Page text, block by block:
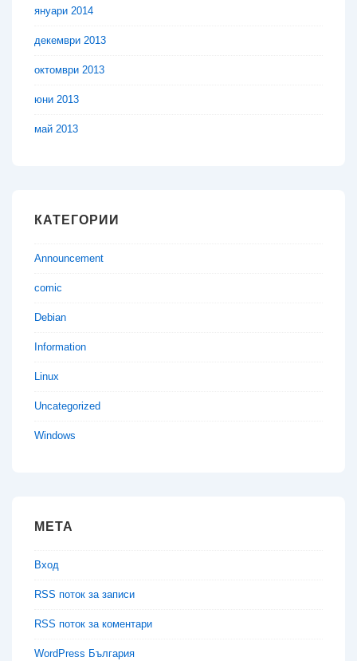
януари 2014
декември 2013
октомври 2013
юни 2013
май 2013
КАТЕГОРИИ
Announcement
comic
Debian
Information
Linux
Uncategorized
Windows
МЕТА
Вход
RSS поток за записи
RSS поток за коментари
WordPress България